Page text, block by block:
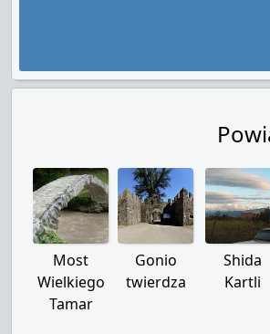
Most
Wielkiego
Tamar
Gonio
twierdza
Shida
Kartli